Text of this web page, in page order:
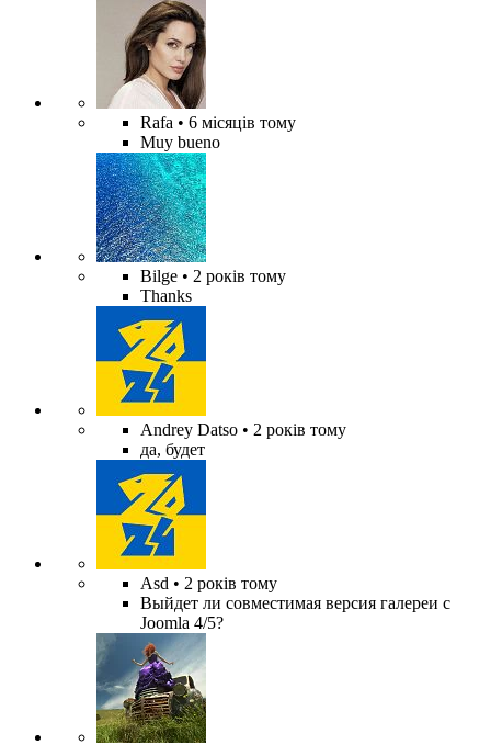
Rafa • 6 місяців тому
Muy bueno
Bilge • 2 років тому
Thanks
Andrey Datso • 2 років тому
да, будет
Asd • 2 років тому
Выйдет ли совместимая версия галереи с
Joomla 4/5?